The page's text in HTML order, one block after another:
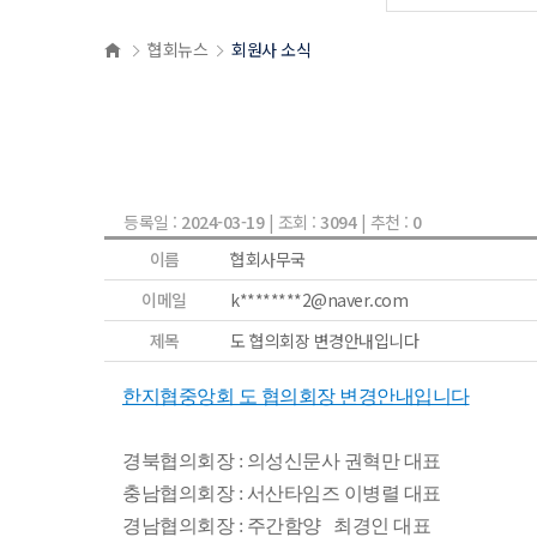
협회뉴스 회원사 소식
등록일 : 2024-03-19| 조회 : 3094| 추천 : 0
이름
협회사무국
이메일
k********2@naver.com
제목
도 협의회장 변경안내입니다
한지협중앙회 도 협의회장 변경안내입니다
경북협의회장 : 의성신문사 권혁만 대표
충남협의회장 : 서산타임즈 이병렬 대표
경남협의회장 : 주간함양 최경인 대표